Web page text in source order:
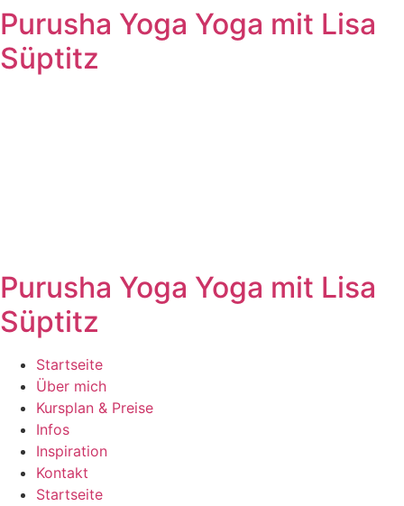
Zum
Inhalt
springen
Purusha Yoga Yoga mit Lisa
Süptitz
Purusha Yoga Yoga mit Lisa
Süptitz
Startseite
Über mich
Kursplan & Preise
Infos
Inspiration
Kontakt
Startseite